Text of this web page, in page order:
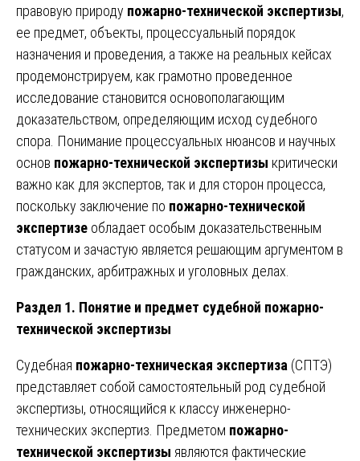
правовую природу пожарно-технической экспертизы,
ее предмет, объекты, процессуальный порядок
назначения и проведения, а также на реальных кейсах
продемонстрируем, как грамотно проведенное
исследование становится основополагающим
доказательством, определяющим исход судебного
спора. Понимание процессуальных нюансов и научных
основ пожарно-технической экспертизы критически
важно как для экспертов, так и для сторон процесса,
поскольку заключение по пожарно-технической
экспертизе обладает особым доказательственным
статусом и зачастую является решающим аргументом в
гражданских, арбитражных и уголовных делах.
Раздел 1. Понятие и предмет судебной пожарно-
технической экспертизы
Судебная пожарно-техническая экспертиза (СПТЭ)
представляет собой самостоятельный род судебной
экспертизы, относящийся к классу инженерно-
технических экспертиз. Предметом пожарно-
технической экспертизы являются фактические